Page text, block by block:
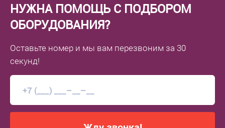
НУЖНА ПОМОЩЬ С ПОДБОРОМ
ОБОРУДОВАНИЯ?
Оставьте номер и мы вам перезвоним за 30
секунд!